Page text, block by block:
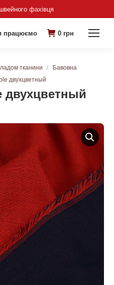
фахівця
працюємо 0 грн
двухцветный
тканини
Бавовна
двухцветный